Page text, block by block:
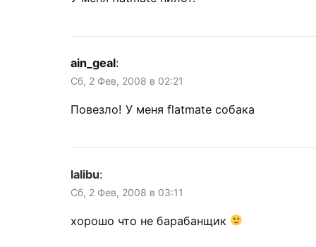
ain_geal:
Сб, 2 Фев, 2008 в 02:21
Повезло! У меня flatmate собака
lalibu:
Сб, 2 Фев, 2008 в 03:11
хорошо что не барабанщик